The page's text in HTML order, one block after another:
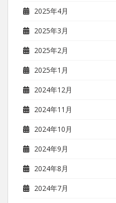
2025年4月
2025年3月
2025年2月
2025年1月
2024年12月
2024年11月
2024年10月
2024年9月
2024年8月
2024年7月